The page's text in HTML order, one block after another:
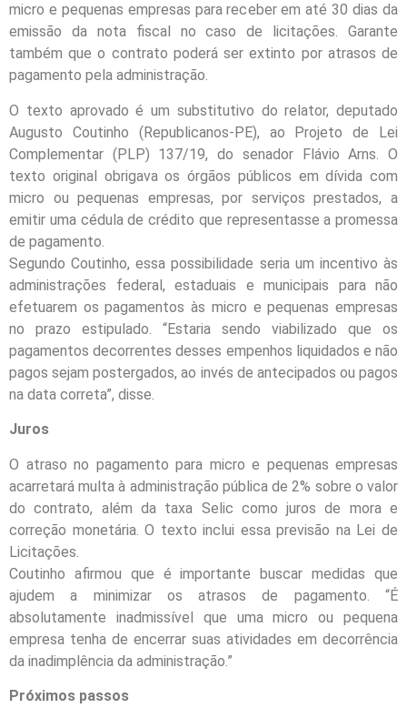
micro e pequenas empresas para receber em até 30 dias da
emissão da nota fiscal no caso de licitações. Garante
também que o contrato poderá ser extinto por atrasos de
pagamento pela administração.
O texto aprovado é um substitutivo do relator, deputado
Augusto Coutinho (Republicanos-PE), ao Projeto de Lei
Complementar (PLP) 137/19, do senador Flávio Arns. O
texto original obrigava os órgãos públicos em dívida com
micro ou pequenas empresas, por serviços prestados, a
emitir uma cédula de crédito que representasse a promessa
de pagamento.
Segundo Coutinho, essa possibilidade seria um incentivo às
administrações federal, estaduais e municipais para não
efetuarem os pagamentos às micro e pequenas empresas
no prazo estipulado. “Estaria sendo viabilizado que os
pagamentos decorrentes desses empenhos liquidados e não
pagos sejam postergados, ao invés de antecipados ou pagos
na data correta”, disse.
Juros
O atraso no pagamento para micro e pequenas empresas
acarretará multa à administração pública de 2% sobre o valor
do contrato, além da taxa Selic como juros de mora e
correção monetária. O texto inclui essa previsão na Lei de
Licitações.
Coutinho afirmou que é importante buscar medidas que
ajudem a minimizar os atrasos de pagamento. “É
absolutamente inadmissível que uma micro ou pequena
empresa tenha de encerrar suas atividades em decorrência
da inadimplência da administração.”
Próximos passos